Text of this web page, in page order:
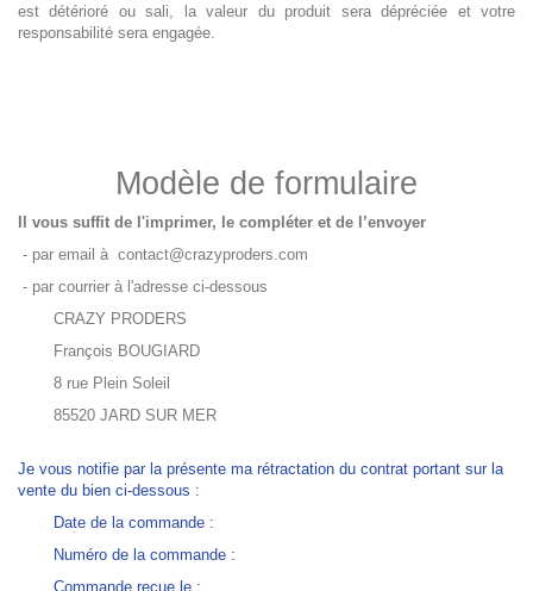
est détérioré ou sali, la valeur du produit sera dépréciée et votre
responsabilité sera engagée.
Modèle de formulaire
Il vous suffit de l'imprimer, le compléter et de l’envoyer
- par email à contact@crazyproders.com
- par courrier à l'adresse ci-dessous
CRAZY PRODERS
François BOUGIARD
8 rue Plein Soleil
85520 JARD SUR MER
Je vous notifie par la présente ma rétractation du contrat portant sur la
vente du bien ci-dessous :
Date de la commande :
Numéro de la commande :
Commande reçue le :